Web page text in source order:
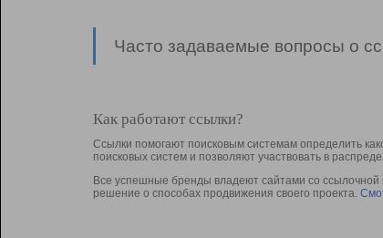
Часто задаваемые вопросы о
Как работают ссылки?
Ссылки помогают поисковым системам определить
поисковых систем и позволяют участвовать в
Все успешные бренды владеют сайтами со ссылочной
решение о способах продвижения своего проекта.